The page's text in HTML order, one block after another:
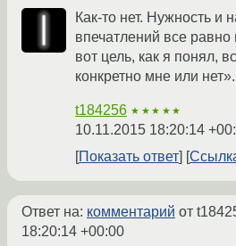
Как-то нет. Нужность и
впечатлений все
вот цель, как я понял,
конкретно мне или нет».
t184256 ★★★★★
10.11.2015 18:20:14
Показать ответ
Ответ на: комментарий от
18:20:14 +00:00